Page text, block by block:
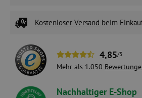
Kostenloser Versand beim
4,85/5
Mehr als 1.050
Nachhaltiger E-Shop